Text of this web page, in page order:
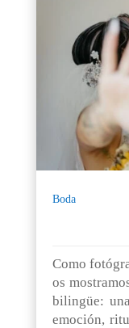
Boda
Como
os
bilingüe:
emoción,